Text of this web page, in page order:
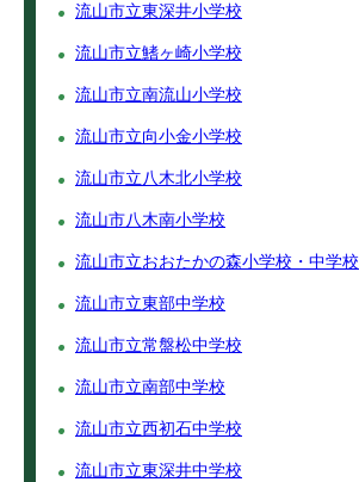
流山市立東深井小学校
流山市立鰭ヶ崎小学校
流山市立南流山小学校
流山市立向小金小学校
流山市立八木北小学校
流山市八木南小学校
流山市立おおたかの森小学校・中学校
流山市立東部中学校
流山市立常盤松中学校
流山市立南部中学校
流山市立西初石中学校
流山市立東深井中学校